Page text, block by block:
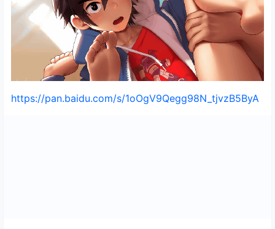
https://pan.baidu.com/s/1oOgV9Qegg98N_tjvzB5ByA